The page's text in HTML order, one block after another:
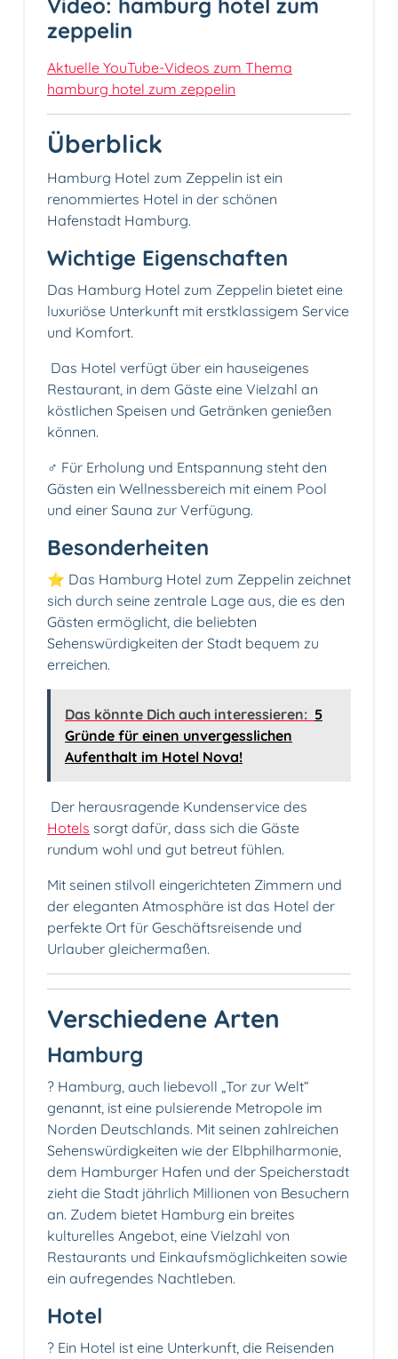
Video: hamburg hotel zum
zeppelin
Aktuelle YouTube-Videos zum Thema
hamburg hotel zum zeppelin
Überblick
Hamburg Hotel zum Zeppelin ist ein
renommiertes Hotel in der schönen
Hafenstadt Hamburg.
Wichtige Eigenschaften
Das Hamburg Hotel zum Zeppelin bietet eine
luxuriöse Unterkunft mit erstklassigem Service
und Komfort.
️ Das Hotel verfügt über ein hauseigenes
Restaurant, in dem Gäste eine Vielzahl an
köstlichen Speisen und Getränken genießen
können.
‍♂️ Für Erholung und Entspannung steht den
Gästen ein Wellnessbereich mit einem Pool
und einer Sauna zur Verfügung.
Besonderheiten
⭐ Das Hamburg Hotel zum Zeppelin zeichnet
sich durch seine zentrale Lage aus, die es den
Gästen ermöglicht, die beliebten
Sehenswürdigkeiten der Stadt bequem zu
erreichen.
Das könnte Dich auch interessieren: 5
Gründe für einen unvergesslichen
Aufenthalt im Hotel Nova!
️ Der herausragende Kundenservice des
Hotels sorgt dafür, dass sich die Gäste
rundum wohl und gut betreut fühlen.
Mit seinen stilvoll eingerichteten Zimmern und
der eleganten Atmosphäre ist das Hotel der
perfekte Ort für Geschäftsreisende und
Urlauber gleichermaßen.
Verschiedene Arten
Hamburg
?️ Hamburg, auch liebevoll „Tor zur Welt“
genannt, ist eine pulsierende Metropole im
Norden Deutschlands. Mit seinen zahlreichen
Sehenswürdigkeiten wie der Elbphilharmonie,
dem Hamburger Hafen und der Speicherstadt
zieht die Stadt jährlich Millionen von Besuchern
an. Zudem bietet Hamburg ein breites
kulturelles Angebot, eine Vielzahl von
Restaurants und Einkaufsmöglichkeiten sowie
ein aufregendes Nachtleben.
Hotel
? Ein Hotel ist eine Unterkunft, die Reisenden